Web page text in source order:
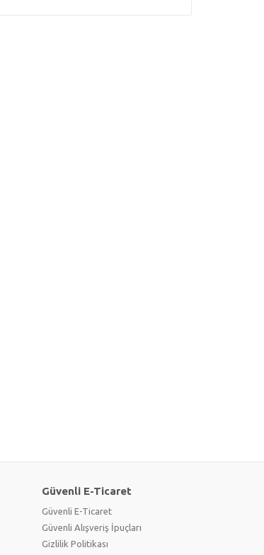
Güvenli E-Ticaret
Güvenli E-Ticaret
Güvenli Alışveriş İpuçları
Gizlilik Politikası